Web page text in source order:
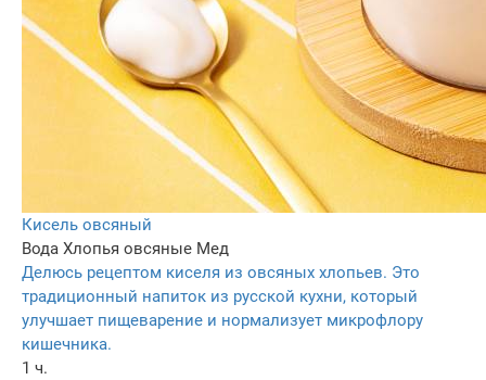
Кисель овсяный
Вода Хлопья овсяные Мед
Делюсь рецептом киселя из овсяных хлопьев. Это
традиционный напиток из русской кухни, который
улучшает пищеварение и нормализует микрофлору
кишечника.
1 ч.